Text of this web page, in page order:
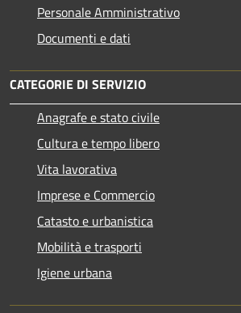
Personale Amministrativo
Documenti e dati
CATEGORIE DI SERVIZIO
Anagrafe e stato civile
Cultura e tempo libero
Vita lavorativa
Imprese e Commercio
Catasto e urbanistica
Mobilità e trasporti
Igiene urbana